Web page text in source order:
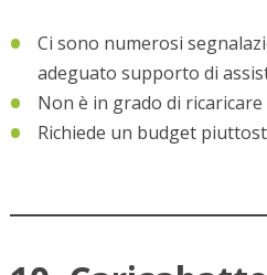
Ci sono numerosi
adeguato supporto di
Non è in grado di
Richiede un budget